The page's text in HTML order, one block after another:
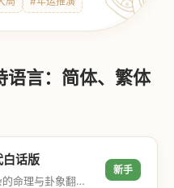
语言：简体、繁体
白话版
摒弃晦涩难懂的古文术语，将复杂的命理与卦象翻译成通俗易懂的现代大白话，直击结果与生活建议，零门槛轻松阅读。
新手